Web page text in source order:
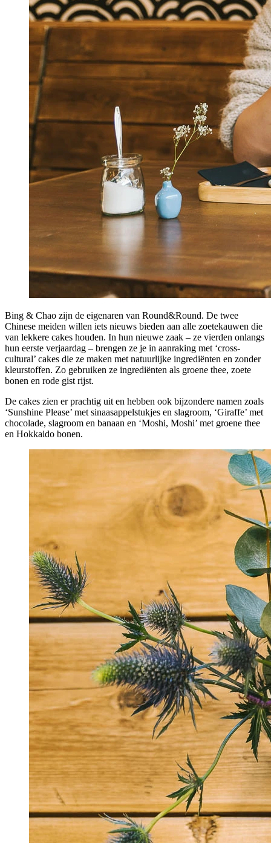
Bing & Chao zijn de eigenaren van Round&Round. De twee
Chinese meiden willen iets nieuws bieden aan alle zoetekauwen die
van lekkere cakes houden. In hun nieuwe zaak – ze vierden onlangs
hun eerste verjaardag – brengen ze je in aanraking met ‘cross-
cultural’ cakes die ze maken met natuurlijke ingrediënten en zonder
kleurstoffen. Zo gebruiken ze ingrediënten als groene thee, zoete
bonen en rode gist rijst.
De cakes zien er prachtig uit en hebben ook bijzondere namen zoals
‘Sunshine Please’ met sinaasappelstukjes en slagroom, ‘Giraffe’ met
chocolade, slagroom en banaan en ‘Moshi, Moshi’ met groene thee
en Hokkaido bonen.